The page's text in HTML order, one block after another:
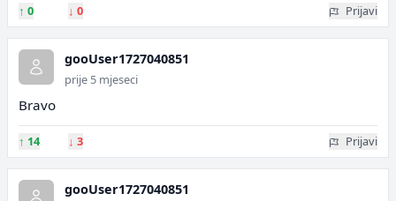
↑ 0 ↓ 0 Prijavi
gooUser1727040851
prije 5 mjeseci
Bravo
↑ 14 ↓ 3 Prijavi
gooUser1727040851